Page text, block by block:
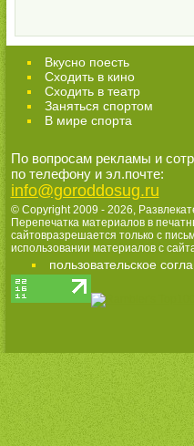
Вкусно поесть
Сходить в кино
Cходить в театр
Заняться спортом
В мире спорта
По вопросам рекламы и
по телефону и эл.почте:
info@goroddosug.ru
© Copyright 2009 - 2026,
Перепечатка материалов в
сайтовразрешается только с
использовании материалов с
пользовательское